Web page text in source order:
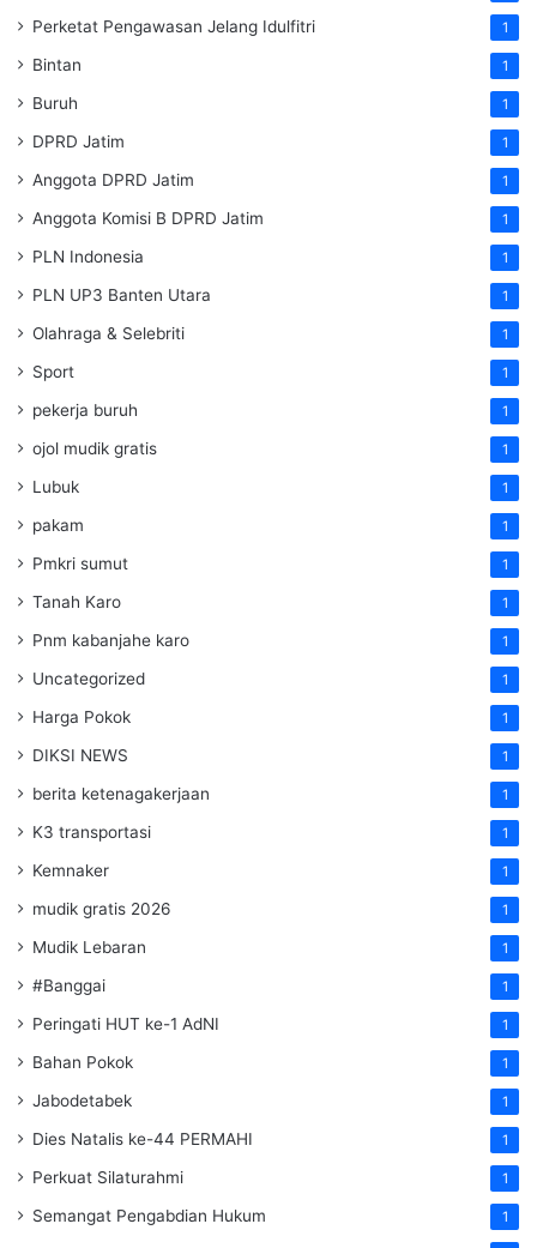
Perketat Pengawasan Jelang Idulfitri 1
Bintan 1
Buruh 1
DPRD Jatim 1
Anggota DPRD Jatim 1
Anggota Komisi B DPRD Jatim 1
PLN Indonesia 1
PLN UP3 Banten Utara 1
Olahraga & Selebriti 1
Sport 1
pekerja buruh 1
ojol mudik gratis 1
Lubuk 1
pakam 1
Pmkri sumut 1
Tanah Karo 1
Pnm kabanjahe karo 1
Uncategorized 1
Harga Pokok 1
DIKSI NEWS 1
berita ketenagakerjaan 1
K3 transportasi 1
Kemnaker 1
mudik gratis 2026 1
Mudik Lebaran 1
#Banggai 1
Peringati HUT ke-1 AdNI 1
Bahan Pokok 1
Jabodetabek 1
Dies Natalis ke-44 PERMAHI 1
Perkuat Silaturahmi 1
Semangat Pengabdian Hukum 1